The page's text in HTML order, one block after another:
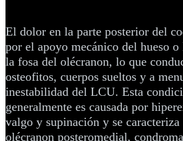
El dolor en la parte posterior del
por el apoyo mecánico del hueso
la fosa del olécranon, lo que
osteofitos, cuerpos sueltos y a
inestabilidad del LCU. Esta
generalmente es causada por
valgo y supinación y se
olécranon posteromedial,